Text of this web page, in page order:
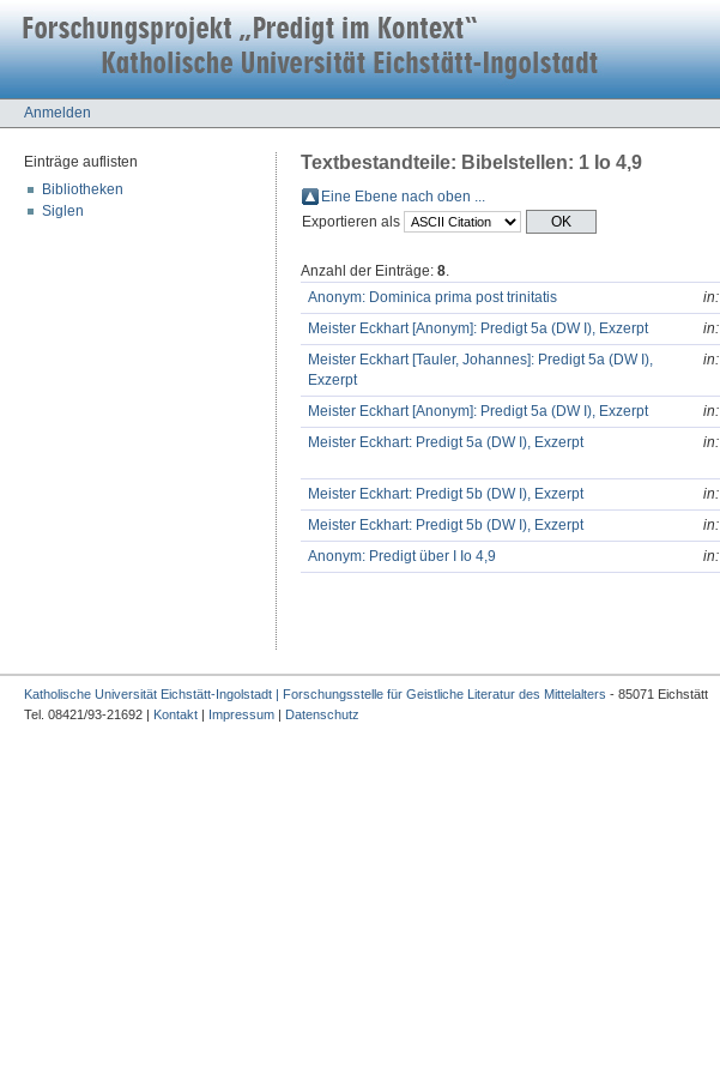
Anmelden
Einträge auflisten
Bibliotheken
Siglen
Textbestandteile: Bibelstellen: 1 Io 4,9
Eine Ebene nach oben ...
Exportieren als
Anzahl der Einträge: 8.
Anonym: Dominica prima post trinitatis
in:
Meister Eckhart [Anonym]: Predigt 5a (DW I), Exzerpt
in:
Meister Eckhart [Tauler, Johannes]: Predigt 5a (DW I),
Exzerpt
in:
Meister Eckhart [Anonym]: Predigt 5a (DW I), Exzerpt in:
Meister Eckhart: Predigt 5a (DW I), Exzerpt
in:
Meister Eckhart: Predigt 5b (DW I), Exzerpt
in:
Meister Eckhart: Predigt 5b (DW I), Exzerpt
in:
Anonym: Predigt über I Io 4,9
in:
Katholische Universität Eichstätt-Ingolstadt | Forschungsstelle für Geistliche Literatur des Mittelalters - 85071 Eichstätt
Tel. 08421/93-21692 | Kontakt | Impressum | Datenschutz